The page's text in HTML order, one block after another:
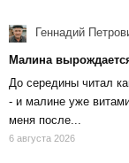
Геннадий
Малина
До середины читал
- и малине уже
меня после...
6 августа 2026